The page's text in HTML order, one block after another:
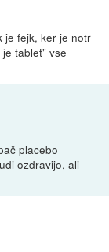
je fejk, ker je notr
tablet" vse
placebo
ozdravijo, ali